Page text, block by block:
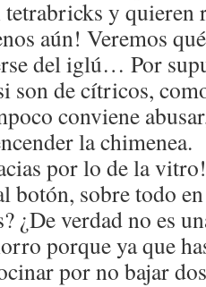
tetrabricks y quieren
aún! Veremos
del iglú… Por
son de cítricos,
conviene
la chimenea.
por lo de la
botón, sobre todo
¿De verdad no es
porque ya que
por no bajar